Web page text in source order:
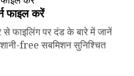
फाइल करें
फाइलिंग पर दंड के बारे में जानें
free सबमिशन सुनिश्चित